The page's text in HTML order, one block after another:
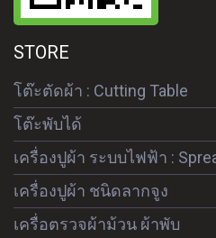
STORE
โต๊ะตัดผ้า : Cutting Table
โต๊ะพับได้
เครื่องปูผ้า ระบบไฟฟ้า :
เครื่องปูผ้า ชนิดลากจูง
เครื่อตรวจผ้าม้วน ผ้าพับ